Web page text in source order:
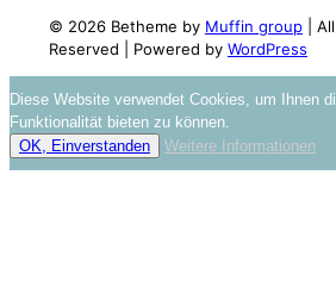
© 2026 Betheme by Muffin group |
Reserved | Powered by WordPress
Diese Website verwendet Cookies, um Ihnen
Funktionalität bieten zu können.
OK, Einverstanden
Weitere Informationen